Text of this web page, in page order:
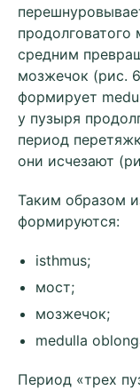
продолговатого
средним
мозжечок (рис.
формирует
у пузыря
период
они исчезают
Таким образом
формируются:
isthmus;
мост;
мозжечок;
medulla
Период «трех